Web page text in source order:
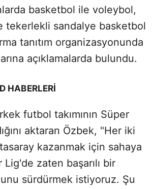
basketbol ile voleybol,
tekerlekli sandalye basketbol
tanıtım organizasyonunda
açıklamalarda bulundu.
HABERLERI
Sesi Aç
futbol takımının Süper
aktaran Özbek, "Her iki
kazanmak için sahaya
Lig'de zaten başarılı bir
sürdürmek istiyoruz. Şu